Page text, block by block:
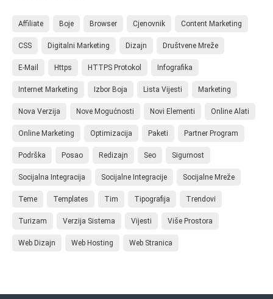
Affiliate Boje Browser Cjenovnik Content Marketing
CSS Digitalni Marketing Dizajn Društvene Mreže
E-Mail Https HTTPS Protokol Infografika
Internet Marketing Izbor Boja Lista Vijesti Marketing
Nova Verzija Nove Mogućnosti Novi Elementi Online Alati
Online Marketing Optimizacija Paketi Partner Program
Podrška Posao Redizajn Seo Sigurnost
Socijalna Integracija Socijalne Integracije Socijalne Mreže
Teme Templates Tim Tipografija Trendovi
Turizam Verzija Sistema Vijesti Više Prostora
Web Dizajn Web Hosting Web Stranica